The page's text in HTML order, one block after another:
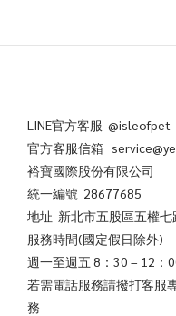
LINE官方客服 @isleofpet
官方客服信箱
裕寶國際股份有限公司
統一編號 28677685
地址 新北市五股區五權
服務時間(國定假日除外)
週一至週五 8：30 – 12：
若需電話服務請撥打客服
務